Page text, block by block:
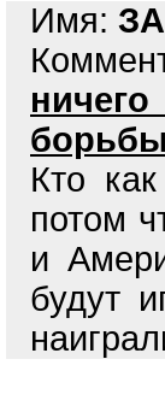
Имя:
Кто
потом
и
будут